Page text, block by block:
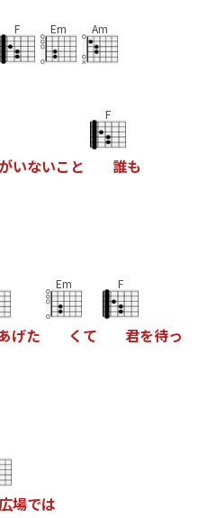
F Em Am
がいないこ と
F
誰も
げた
Em
く て
F
君を待っ
広場では